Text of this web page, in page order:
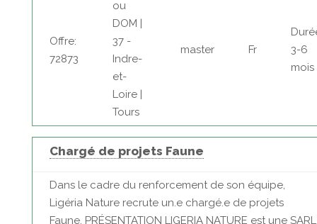
Offre:
72873
ou
DOM |
37 -
Indre-
et-
Loire |
Tours
master Fr
3-6
mois
Chargé de projets Faune
Dans le cadre du renforcement de son équipe,
Ligéria Nature recrute un.e chargé.e de projets
Faune. PRÉSENTATION LIGERIA NATURE est une SARL